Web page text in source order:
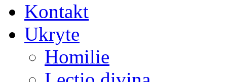
Kontakt
Ukryte
Homilie